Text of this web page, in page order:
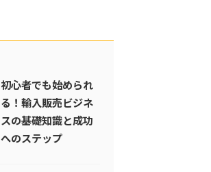
初心者でも始められ
る！輸入販売ビジネ
スの基礎知識と成功
へのステップ